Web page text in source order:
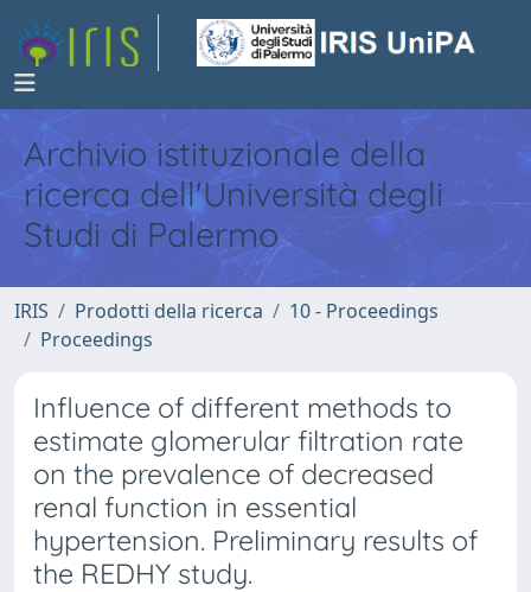
Archivio istituzionale della
ricerca dell'Università degli
Studi di Palermo
IRIS Prodotti della ricerca
10 - Proceedings
Proceedings
Influence of different methods to
estimate glomerular filtration rate
on the prevalence of decreased
renal function in essential
hypertension. Preliminary results of
the REDHY study.